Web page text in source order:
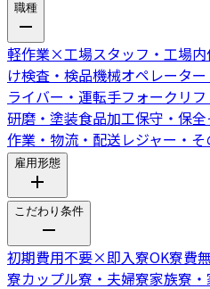
職種
軽作業×工場スタッフ・工場
け検査・検品機械オペレータ
ライバー・運転手フォークリフ
研磨・塗装食品加工保守・保全
作業・物流・配送レジャー・
雇用形態
こだわり条件
初期費用不要×即入寮OK寮費
寮カップル寮・夫婦寮家族寮